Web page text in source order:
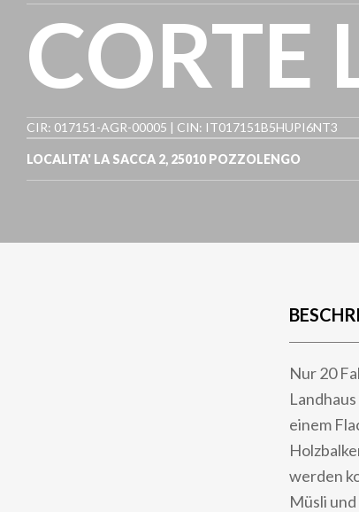
CORTE
CIR: 017151-AGR-00005 | CIN: IT017151B5HUPI6NT3
LOCALITA' LA SACCA 2, 25010 POZZOLENGO
Nur 20
einem
werden
Müsli